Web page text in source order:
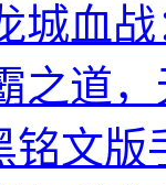
城血
之道
铭文